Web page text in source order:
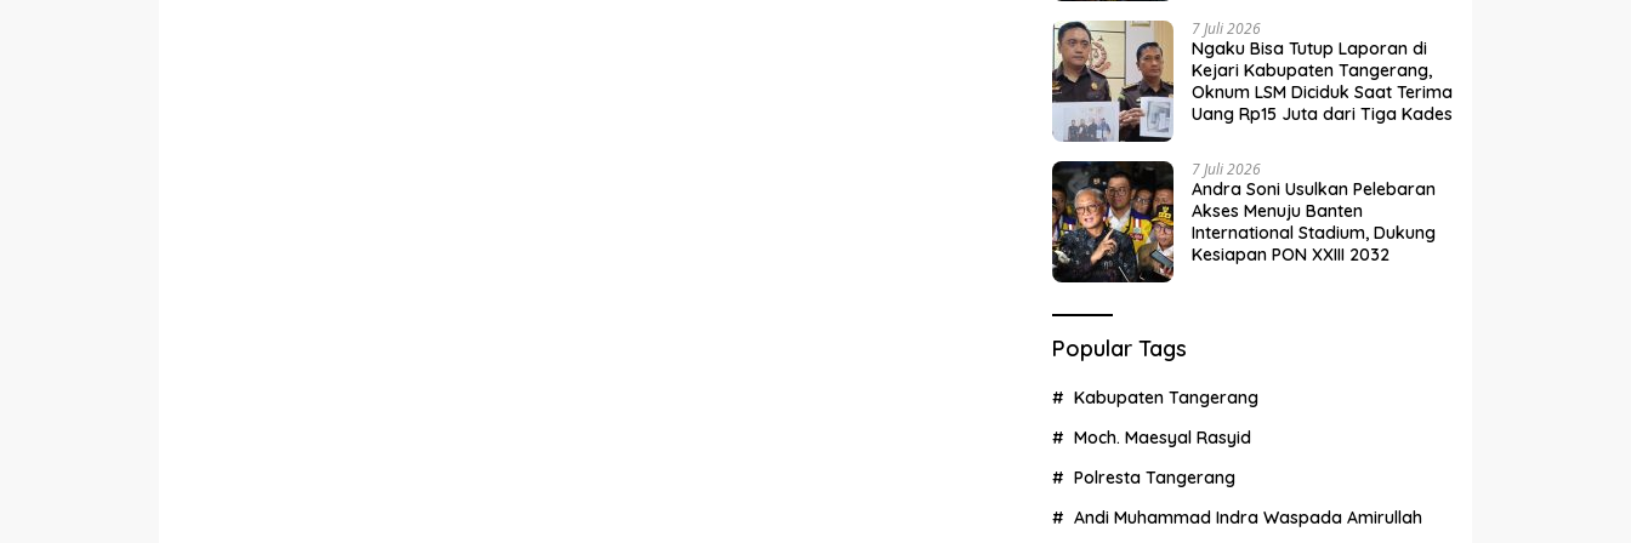
7 Juli 2026
Ngaku Bisa Tutup Laporan di
Kejari Kabupaten Tangerang,
Oknum LSM Diciduk Saat Terima
Uang Rp15 Juta dari Tiga Kades
7 Juli 2026
Andra Soni Usulkan Pelebaran
Akses Menuju Banten
International Stadium, Dukung
Kesiapan PON XXIII 2032
Popular Tags
Kabupaten Tangerang
Moch. Maesyal Rasyid
Polresta Tangerang
Andi Muhammad Indra Waspada Amirullah